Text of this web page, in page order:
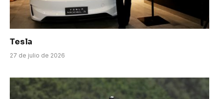
Tesla
27 de julio de 2026